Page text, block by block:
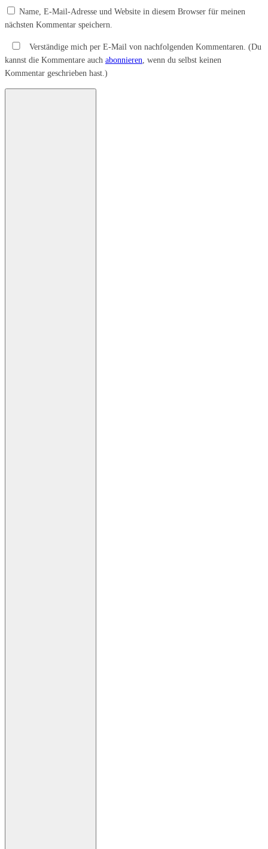
Name, E-Mail-Adresse und Website in diesem Browser für meinen
nächsten Kommentar speichern.
Verständige mich per E-Mail von nachfolgenden Kommentaren. (Du
kannst die Kommentare auch abonnieren, wenn du selbst keinen
Kommentar geschrieben hast.)